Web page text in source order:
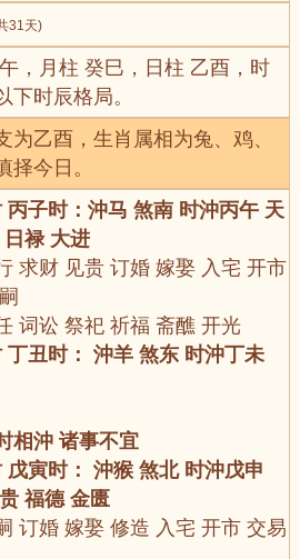
31天)
，月柱 癸巳，日柱 乙酉，时
下时辰格局。
为乙酉，生肖属相为兔、鸡、
择今日。
丙子时：沖马 煞南 时沖丙午 天
禄 大进
求财 见贵 订婚 嫁娶 入宅 开市
词讼 祭祀 祈福 斋醮 开光
丁丑时： 沖羊 煞东 时沖丁未
相沖 诸事不宜
戊寅时： 沖猴 煞北 时沖戊申
福德 金匮
订婚 嫁娶 修造 入宅 开市 交易